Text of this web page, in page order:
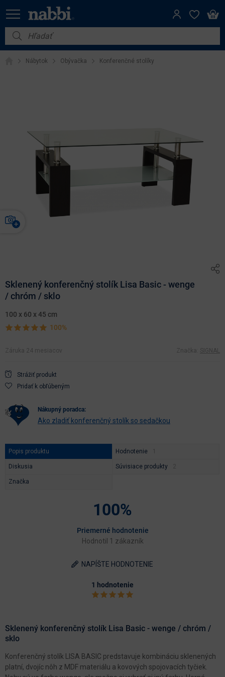
Nábytok
Vybavenie do domácnosti
Výpredaj
Nábytok Obývačka Konferenčné stolíky
Sklenený konferenčný stolík Lisa Basic - wenge
/ chróm / sklo
100 x 60 x 45 cm
100%
Záruka 24 mesiacov Značka: SIGNAL
Strážiť produkt
Pridať k obľúbeným
nákupný poradca:
Ako zladiť konferenčný stolík so sedačkou
Popis produktu Hodnotenie
Diskusia Súvisiace produkty
Značka
100%
Priemerné hodnotenie
Hodnotil 1 zákazník
NAPÍŠTE HODNOTENIE
1 hodnotenie
Sklenený konferenčný stolík Lisa Basic - wenge / chróm /
sklo
Konferenčný stolík LISA BASIC predstavuje kombináciu sklenených
platní, dvojíc nôh z MDF materiálu a kovových spojovacích tyčiek.